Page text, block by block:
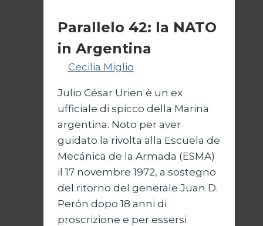
Parallelo 42: la NATO
in Argentina
Cecilia Miglio
Julio César Urien è un ex
ufficiale di spicco della Marina
argentina. Noto per aver
guidato la rivolta alla Escuela de
Mecánica de la Armada (ESMA)
il 17 novembre 1972, a sostegno
del ritorno del generale Juan D.
Perón dopo 18 anni di
proscrizione e per essersi